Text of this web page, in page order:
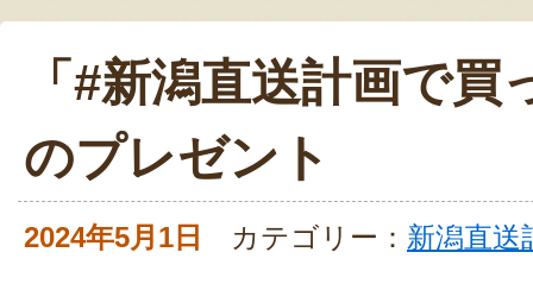
「#新潟直送計画で買
のプレゼント
2024年5月1日 カテゴリー： 新潟直送